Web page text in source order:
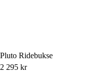
Pluto Ridebukse
2 295 kr